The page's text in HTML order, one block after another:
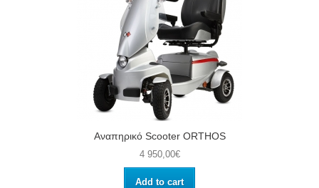
Αναπηρικό Scooter ORTHOS
4 950,00€
Add to cart